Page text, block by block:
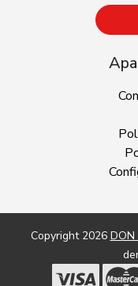
Copyright 2026 DON